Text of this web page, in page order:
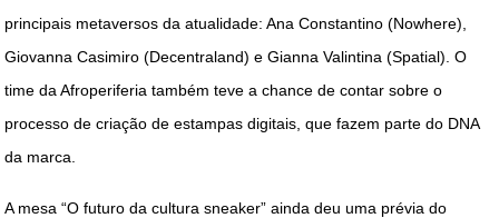
principais metaversos da atualidade: Ana Constantino (Nowhere),
Giovanna Casimiro (Decentraland) e Gianna Valintina (Spatial). O
time da Afroperiferia também teve a chance de contar sobre o
processo de criação de estampas digitais, que fazem parte do DNA
da marca.
A mesa “O futuro da cultura sneaker” ainda deu uma prévia do